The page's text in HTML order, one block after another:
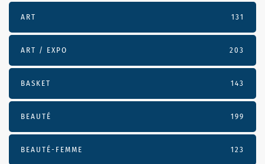
ART 131
ART / EXPO 203
BASKET 143
BEAUTÉ 199
BEAUTÉ-FEMME 123